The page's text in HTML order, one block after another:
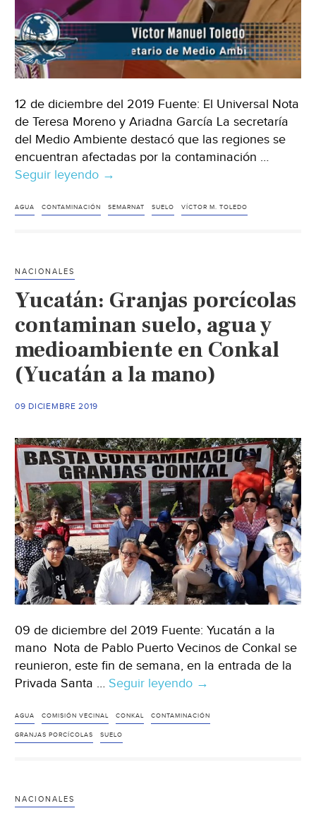
12 de diciembre del 2019 Fuente: El Universal Nota
de Teresa Moreno y Ariadna García La secretaría
del Medio Ambiente destacó que las regiones se
encuentran afectadas por la contaminación …
Seguir leyendo México
6
Semarnat
Universal)
→
AGUA CONTAMINACIÓN SEMARNAT SUELO VÍCTOR M. TOLEDO
NACIONALES
Yucatán: Granjas porcícolas
contaminan suelo, agua y
medioambiente en Conkal
(Yucatán a la mano)
09 DICIEMBRE 2019
09 de diciembre del 2019 Fuente: Yucatán a la
mano Nota de Pablo Puerto Vecinos de Conkal se
reunieron, este fin de semana, en la entrada de la
Privada Santa … Seguir leyendo Yucatán:
porcícolas
→
AGUA COMISIÓN VECINAL CONKAL CONTAMINACIÓN
GRANJAS PORCÍCOLAS SUELO
NACIONALES